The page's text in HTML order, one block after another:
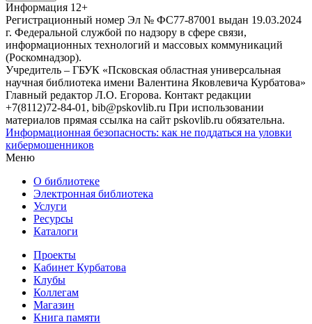
Информация 12+
Регистрационный номер Эл № ФС77-87001 выдан 19.03.2024
г. Федеральной службой по надзору в сфере связи,
информационных технологий и массовых коммуникаций
(Роскомнадзор).
Учредитель – ГБУК «Псковская областная универсальная
научная библиотека имени Валентина Яковлевича Курбатова»
Главный редактор Л.О. Егорова. Контакт редакции
+7(8112)72-84-01, bib@pskovlib.ru При использовании
материалов прямая ссылка на сайт pskovlib.ru обязательна.
Информационная безопасность: как не поддаться на уловки
кибермошенников
Меню
О библиотеке
Электронная библиотека
Услуги
Ресурсы
Каталоги
Проекты
Кабинет Курбатова
Клубы
Коллегам
Магазин
Книга памяти